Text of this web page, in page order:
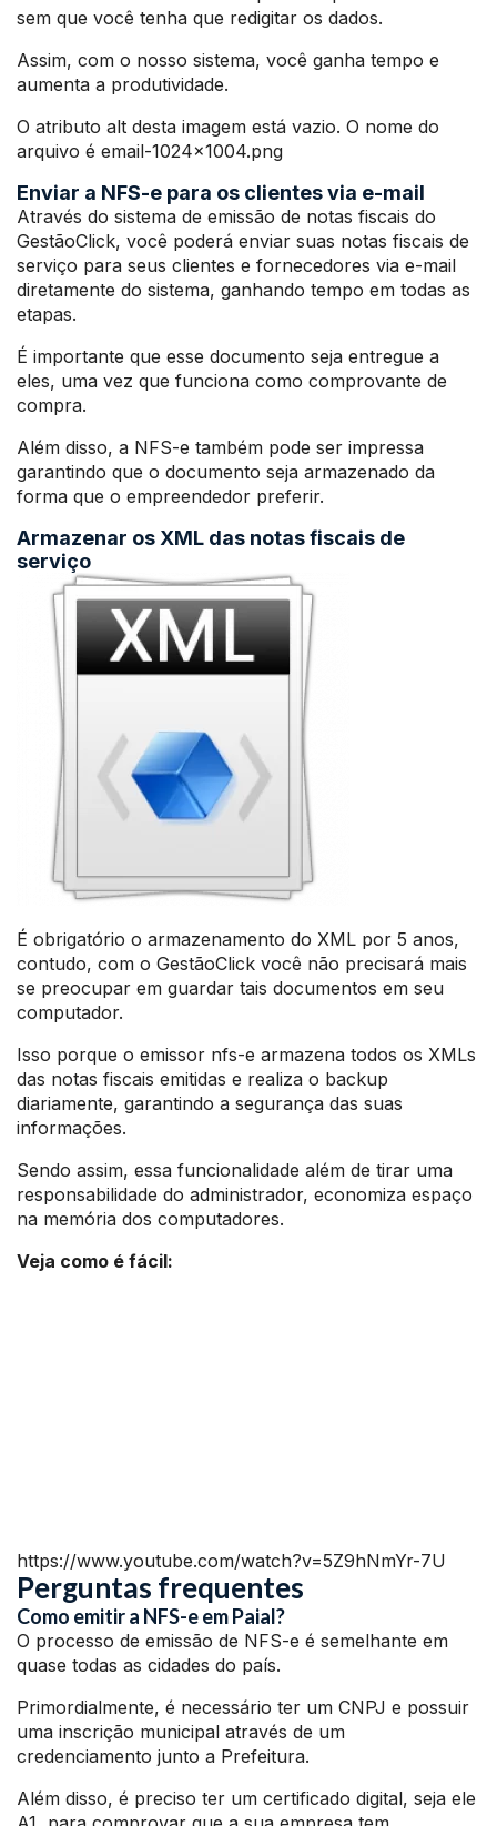
sem que você tenha que redigitar os dados.
Assim, com o nosso sistema, você ganha tempo e
aumenta a produtividade.
O atributo alt desta imagem está vazio. O nome do
arquivo é email-1024×1004.png
Enviar a NFS-e para os clientes via e-mail
Através do sistema de emissão de notas fiscais do
GestãoClick, você poderá enviar suas notas fiscais de
serviço para seus clientes e fornecedores via e-mail
diretamente do sistema, ganhando tempo em todas as
etapas.
É importante que esse documento seja entregue a
eles, uma vez que funciona como comprovante de
compra.
Além disso, a NFS-e também pode ser impressa
garantindo que o documento seja armazenado da
forma que o empreendedor preferir.
Armazenar os XML das notas fiscais de
serviço
É obrigatório o armazenamento do XML por 5 anos,
contudo, com o GestãoClick você não precisará mais
se preocupar em guardar tais documentos em seu
computador.
Isso porque o emissor nfs-e armazena todos os XMLs
das notas fiscais emitidas e realiza o backup
diariamente, garantindo a segurança das suas
informações.
Sendo assim, essa funcionalidade além de tirar uma
responsabilidade do administrador, economiza espaço
na memória dos computadores.
Veja como é fácil:
https://www.youtube.com/watch?v=5Z9hNmYr-7U
Perguntas frequentes
Como emitir a NFS-e em Paial?
O processo de emissão de NFS-e é semelhante em
quase todas as cidades do país.
Primordialmente, é necessário ter um CNPJ e possuir
uma inscrição municipal através de um
credenciamento junto a Prefeitura.
Além disso, é preciso ter um certificado digital, seja ele